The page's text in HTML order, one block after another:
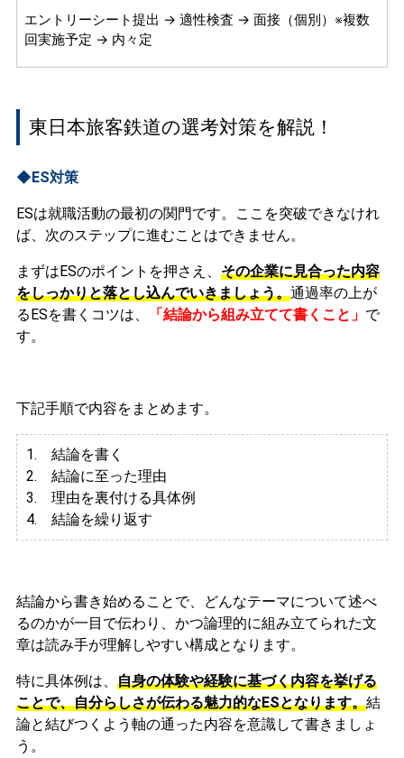
エントリーシート提出 → 適性検査 → 面接（個別）※複数
回実施予定 → 内々定
東日本旅客鉄道の選考対策を解説！
◆ES対策
ESは就職活動の最初の関門です。ここを突破できなけれ
ば、次のステップに進むことはできません。
まずはESのポイントを押さえ、 その企業に見合った内容
をしっかりと落とし込んでいきましょう。通過率の上が
るESを書くコツは、
「結論から組み立てて書くこと」 で
す。
下記手順で内容をまとめます。
1. 結論を書く
2. 結論に至った理由
3. 理由を裏付ける具体例
4. 結論を繰り返す
結論から書き始めることで、どんなテーマについて述べ
るのかが一目で伝わり、かつ論理的に組み立てられた文
章は読み手が理解しやすい構成となります。
特に具体例は、 自身の体験や経験に基づく内容を挙げる
ことで、自分らしさが伝わる魅力的なESとなります。結
論と結びつくよう軸の通った内容を意識して書きましょ
う。